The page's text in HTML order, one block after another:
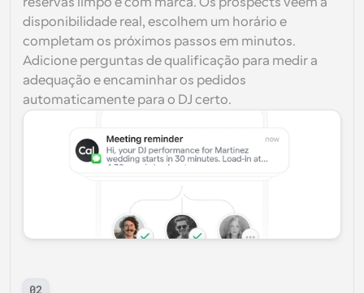
disponibilidade real, escolhem um horário e
completam os próximos passos em minutos.
Adicione perguntas de qualificação para medir a
adequação e encaminhar os pedidos
automaticamente para o DJ certo.
02